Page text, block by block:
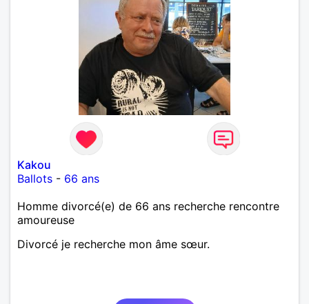
Kakou
Ballots - 66 ans
Homme divorcé(e) de 66 ans recherche rencontre
amoureuse
Divorcé je recherche mon âme sœur.